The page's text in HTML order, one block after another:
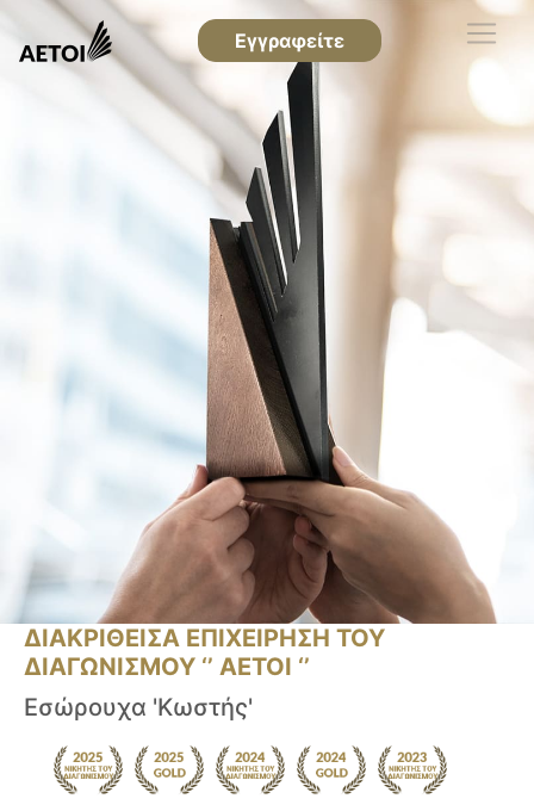
Εγγραφείτε
ΔΙΑΚΡΙΘΕΙΣΑ ΕΠΙΧΕΙΡΗΣΗ ΤΟΥ
ΔΙΑΓΩΝΙΣΜΟΥ ‘’ ΑΕΤΟΙ ‘’
Εσώρουχα 'Κωστής'